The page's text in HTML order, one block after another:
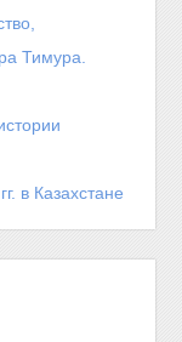
Тимура.
в Казахстане